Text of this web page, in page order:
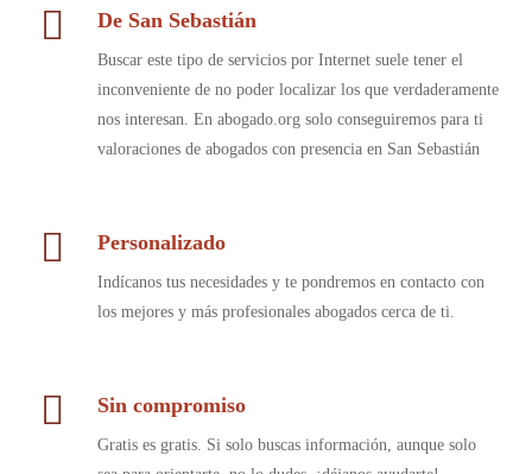
De San Sebastián
Buscar este tipo de servicios por Internet suele tener el
inconveniente de no poder localizar los que verdaderamente
nos interesan. En abogado.org solo conseguiremos para ti
valoraciones de abogados con presencia en San Sebastián
Personalizado
Indícanos tus necesidades y te pondremos en contacto con
los mejores y más profesionales abogados cerca de ti.
Sin compromiso
Gratis es gratis. Si solo buscas información, aunque solo